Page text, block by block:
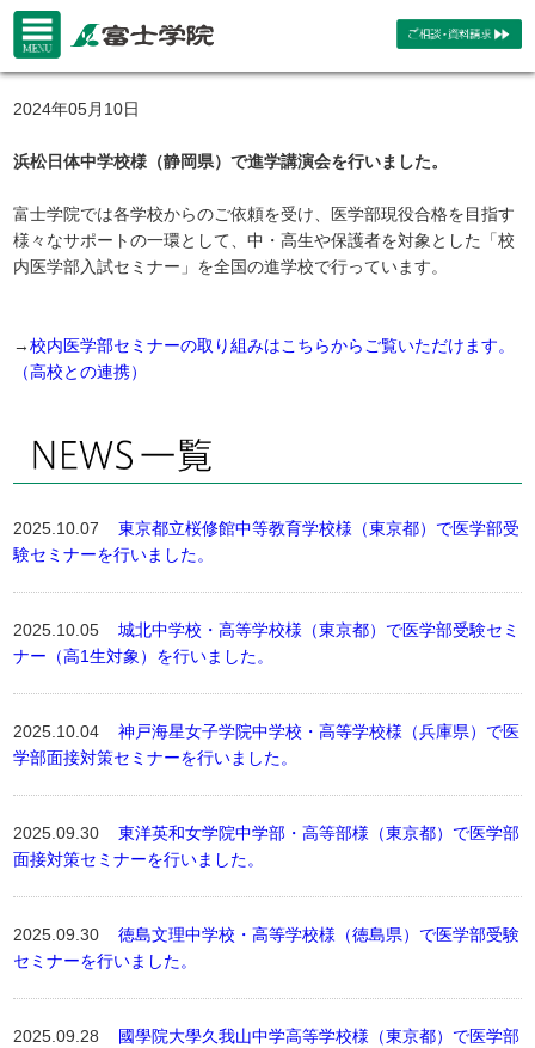
2024年05月10日
浜松日体中学校様（静岡県）で進学講演会を行いました。
富士学院では各学校からのご依頼を受け、医学部現役合格を目指す
様々なサポートの一環として、中・高生や保護者を対象とした「校
内医学部入試セミナー」を全国の進学校で行っています。
→校内医学部セミナーの取り組みはこちらからご覧いただけます。
（高校との連携）
2025.10.07東京都立桜修館中等教育学校様（東京都）で医学部受
験セミナーを行いました。
2025.10.05城北中学校・高等学校様（東京都）で医学部受験セミ
ナー（高1生対象）を行いました。
2025.10.04神戸海星女子学院中学校・高等学校様（兵庫県）で医
学部面接対策セミナーを行いました。
2025.09.30東洋英和女学院中学部・高等部様（東京都）で医学部
面接対策セミナーを行いました。
2025.09.30徳島文理中学校・高等学校様（徳島県）で医学部受験
セミナーを行いました。
2025.09.28 國學院大學久我山中学高等学校様（東京都）で医学部